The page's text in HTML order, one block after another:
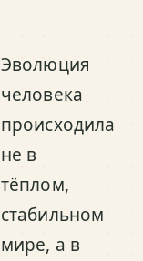
Эволюция
человека
происходила
не в
тёплом,
стабильном
мире, а в